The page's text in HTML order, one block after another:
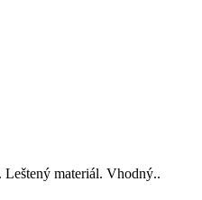
materiál. Vhodný..